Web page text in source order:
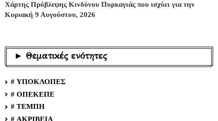
Χάρτης Πρόβλεψης Κινδύνου Πυρκαγιάς που ισχύει για την
Κυριακή 9 Αυγούστου, 2026
► Θεματικές ενότητες
# ΥΠΟΚΛΟΠΕΣ
# ΟΠΕΚΕΠΕ
# ΤΕΜΠΗ
# ΑΚΡΙΒΕΙΑ